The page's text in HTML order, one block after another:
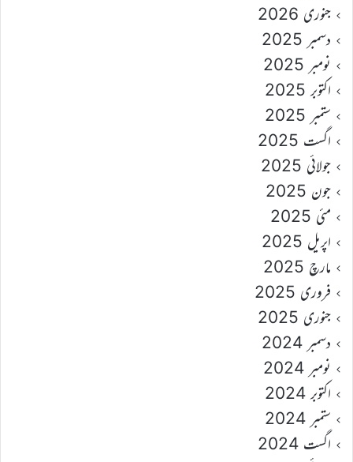
جنوری 2026
دسمبر 2025
نومبر 2025
اکتوبر 2025
ستمبر 2025
اگست 2025
جولائی 2025
جون 2025
مئی 2025
اپریل 2025
مارچ 2025
فروری 2025
جنوری 2025
دسمبر 2024
نومبر 2024
اکتوبر 2024
ستمبر 2024
اگست 2024